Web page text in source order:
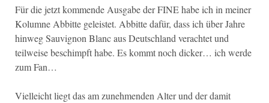
Für die jetzt kommende Ausgabe der FINE habe ich in meiner
Kolumne Abbitte geleistet. Abbitte dafür, dass ich über Jahre
hinweg Sauvignon Blanc aus Deutschland verachtet und
teilweise beschimpft habe. Es kommt noch dicker… ich werde
zum Fan…
Vielleicht liegt das am zunehmenden Alter und der damit